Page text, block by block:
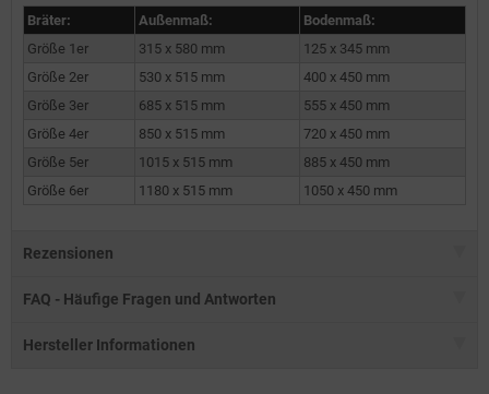
Bräter: Außenmaß:
Bodenmaß:
Größe 1er
315 x 580 mm
125 x 345 mm
Größe 2er
530 x 515 mm
400 x 450 mm
Größe 3er
685 x 515 mm
555 x 450 mm
Größe 4er
850 x 515 mm
720 x 450 mm
Größe 5er
1015 x 515 mm
885 x 450 mm
Größe 6er
1180 x 515 mm 1050 x 450 mm
Rezensionen
FAQ - Häufige Fragen und Antworten
Hersteller Informationen